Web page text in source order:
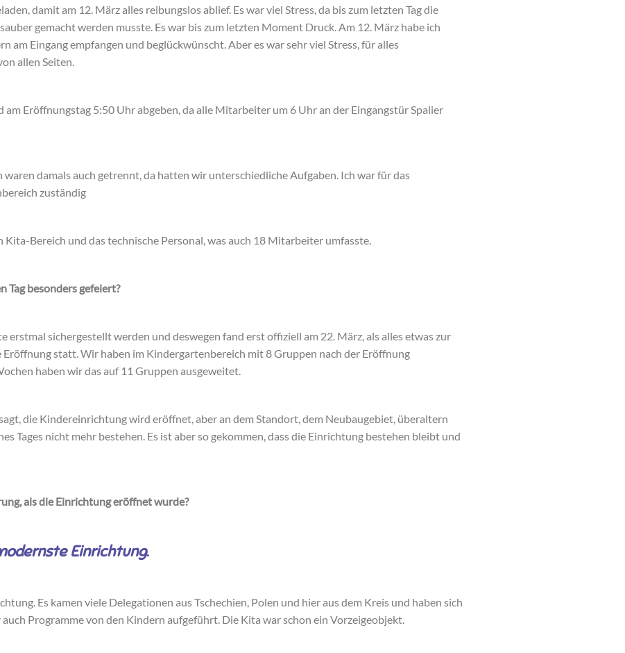
damit am 12. März alles reibungslos ablief. Es war viel Stress, da bis zum letzten Tag die
gemacht werden musste. Es war bis zum letzten Moment Druck. Am 12. März habe ich
am Eingang empfangen und beglückwünscht. Aber es war sehr viel Stress, für alles
allen Seiten.
Eröffnungstag 5:50 Uhr abgeben, da alle Mitarbeiter um 6 Uhr an der Eingangstür Spalier
damals auch getrennt, da hatten wir unterschiedliche Aufgaben. Ich war für das
zuständig
Bereich und das technische Personal, was auch 18 Mitarbeiter umfasste.
Tag besonders gefeiert?
erstmal sichergestellt werden und deswegen fand erst offiziell am 22. März, als alles etwas zur
Eröffnung statt. Wir haben im Kindergartenbereich mit 8 Gruppen nach der Eröffnung
haben wir das auf 11 Gruppen ausgeweitet.
die Kindereinrichtung wird eröffnet, aber an dem Standort, dem Neubaugebiet, überaltern
Tages nicht mehr bestehen. Es ist aber so gekommen, dass die Einrichtung bestehen bleibt und
als die Einrichtung eröffnet wurde?
Einrichtung.
Es kamen viele Delegationen aus Tschechien, Polen und hier aus dem Kreis und haben sich
Programme von den Kindern aufgeführt. Die Kita war schon ein Vorzeigeobjekt.